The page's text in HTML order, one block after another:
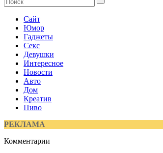
Сайт
Юмор
Гаджеты
Секс
Девушки
Интересное
Новости
Авто
Дом
Креатив
Пиво
РЕКЛАМА
Комментарии